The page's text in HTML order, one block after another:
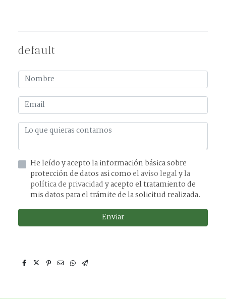
default
He leído y acepto la información básica sobre
protección de datos asi comoel aviso legalyla
política de privacidady acepto el tratamiento de
mis datos para el trámite de la solicitud realizada.
Enviar